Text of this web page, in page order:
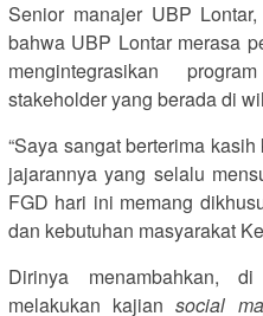
Senior manajer UBP
bahwa UBP Lontar merasa
mengintegrasikan
stakeholder yang berada di
“Saya sangat berterima
jajarannya yang selalu
FGD hari ini memang
dan kebutuhan masyarakat
Dirinya menambahkan,
melakukan kajiansocial